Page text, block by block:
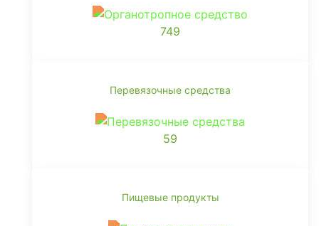
749
Перевязочные средства
59
Пищевые продукты